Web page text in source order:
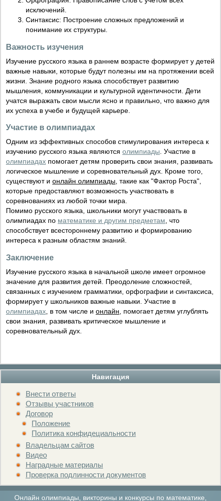
Навигация
Внести ответы
Отзывы участников
Договор
Положение
Политика конфидециальности
Владельцам сайтов
Видео
Наградные материалы
Проверка подлинности документов
исключений.
Синтаксис: Построение сложных предложений и
понимание их структуры.
Важность изучения
Изучение русского языка в раннем возрасте формирует у детей
важные навыки, которые будут полезны им на протяжении всей
жизни. Знание родного языка способствует развитию
мышления, коммуникации и культурной идентичности. Дети
учатся выражать свои мысли ясно и правильно, что важно для
их успеха в учебе и будущей карьере.
Участие в олимпиадах
Одним из эффективных способов стимулирования интереса к
изучению русского языка являются олимпиады. Участие в
олимпиадах помогает детям проверить свои знания, развивать
логическое мышление и соревновательный дух. Кроме того,
существуют и онлайн олимпиады, такие как "Фактор Роста",
которые предоставляют возможность участвовать в
соревнованиях из любой точки мира.
Помимо русского языка, школьники могут участвовать в
олимпиадах по математике и другим предметам, что
способствует всестороннему развитию и формированию
интереса к разным областям знаний.
Заключение
Изучение русского языка в начальной школе имеет огромное
значение для развития детей. Преодоление сложностей,
связанных с изучением грамматики, орфографии и синтаксиса,
формирует у школьников важные навыки. Участие в
олимпиадах , в том числе и онлайн , помогает детям углублять
свои знания, развивать критическое мышление и
соревновательный дух.
Онлайн олимпиады, викторины и конкурсы по математике,